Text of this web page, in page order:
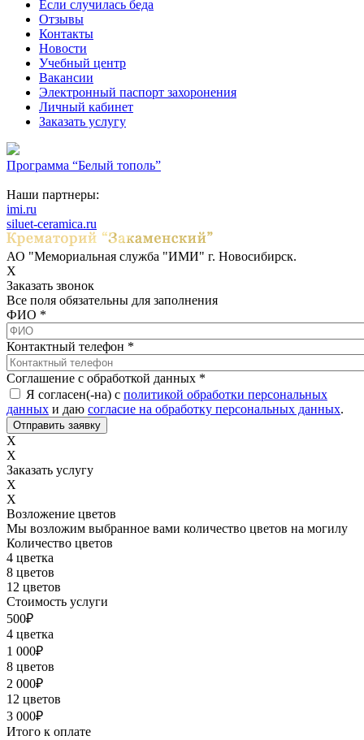
Если случилась беда
Отзывы
Контакты
Новости
Учебный центр
Вакансии
Электронный паспорт захоронения
Личный кабинет
Заказать услугу
Программа “Белый тополь”
Наши партнеры:
imi.ru
siluet-ceramica.ru
АО "Мемориальная служба "ИМИ" г. Новосибирск.
X
Заказать звонок
Все поля обязательны для заполнения
ФИО *
Контактный телефон *
Соглашение с обработкой данных *
Я согласен(-на) с политикой обработки персональных
данных и даю согласие на обработку персональных данных.
X
X
Заказать услугу
X
X
Возложение цветов
Мы возложим выбранное вами количество цветов на могилу
Количество цветов
4 цветка
8 цветов
12 цветов
Стоимость услуги
500₽
4 цветка
1 000₽
8 цветов
2 000₽
12 цветов
3 000₽
Итого к оплате